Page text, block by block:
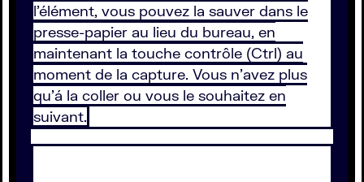
l’élément, vous pouvez la sauver dans le
presse-papier au lieu du bureau, en
maintenant la touche contrôle (Ctrl) au
moment de la capture. Vous n’avez plus
qu’á la coller ou vous le souhaitez en
suivant.